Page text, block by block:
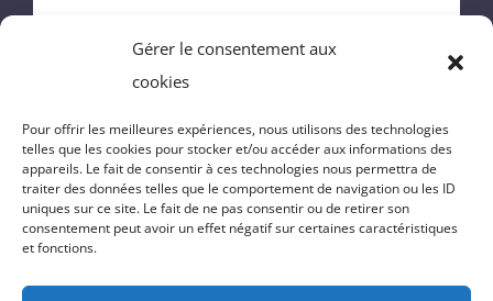
Gérer le consentement aux
cookies
Pour offrir les meilleures expériences, nous utilisons des technologies
telles que les cookies pour stocker et/ou accéder aux informations des
appareils. Le fait de consentir à ces technologies nous permettra de
traiter des données telles que le comportement de navigation ou les ID
uniques sur ce site. Le fait de ne pas consentir ou de retirer son
consentement peut avoir un effet négatif sur certaines caractéristiques
et fonctions.
VIE DU VILLAGE
VIE PRATIQUE
CONTACT